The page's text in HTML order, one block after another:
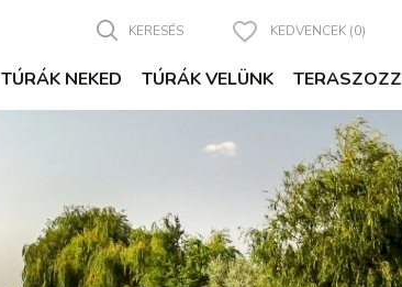
TÚRÁK NEKED TÚRÁK VELÜNK TERASZOZZ
KERESÉS KEDVENCEK (0)